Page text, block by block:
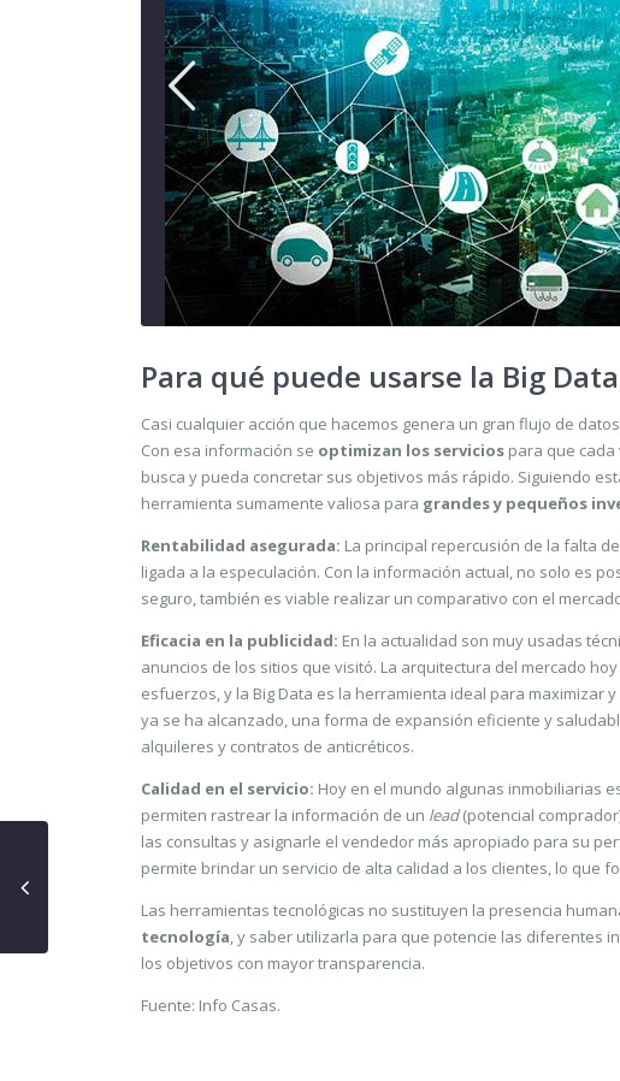
Para qué puede usarse la Big
Casi cualquier acción que hacemos genera un gran flujo de
Con esa información se optimizan los servicios para que cada
busca y pueda concretar sus objetivos más rápido. Siguiendo
herramienta sumamente valiosa para grandes y pequeños
Rentabilidad asegurada: La principal repercusión de la falta
ligada a la especulación. Con la información actual, no solo es
seguro, también es viable realizar un comparativo con el
Eficacia en la publicidad: En la actualidad son muy usadas
anuncios de los sitios que visitó. La arquitectura del mercado
esfuerzos, y la Big Data es la herramienta ideal para maximizar
ya se ha alcanzado, una forma de expansión eficiente y
alquileres y contratos de anticréticos.
Calidad en el servicio: Hoy en el mundo algunas inmobiliarias
permiten rastrear la información de un lead(potencial
las consultas y asignarle el vendedor más apropiado para su
permite brindar un servicio de alta calidad a los clientes, lo que
Las herramientas tecnológicas no sustituyen la presencia
tecnología, y saber utilizarla para que potencie las diferentes
los objetivos con mayor transparencia.
Fuente: Info Casas.